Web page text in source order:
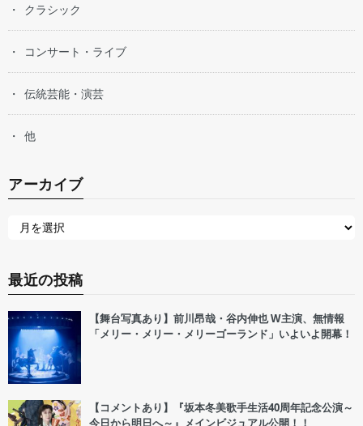
クラシック
コンサート・ライブ
伝統芸能・演芸
他
アーカイブ
最近の投稿
【舞台写真あり】前川昂哉・谷内伸也 W主演、無情報
「メリー・メリー・メリーゴーランド」いよいよ開幕！
【コメントあり】『坂本冬美歌手生活40周年記念公演～